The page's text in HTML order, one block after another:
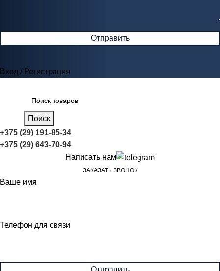
Вход / Регистрация
Поиск
+375 (29) 191-85-34
+375 (29) 643-70-94
Написать нам
ЗАКАЗАТЬ ЗВОНОК
Ваше имя
Телефон для связи